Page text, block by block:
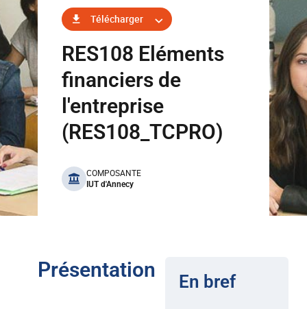
Télécharger
RES108 Eléments
financiers de
l'entreprise
(RES108_TCPRO)
benefits
COMPOSANTE
IUT d'Annecy
Présentation En bref